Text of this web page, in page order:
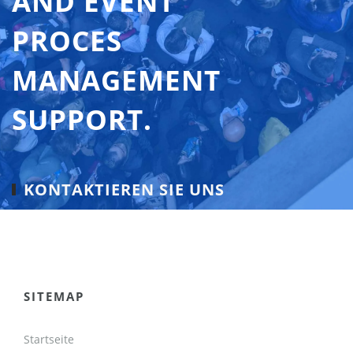
PROCES
MANAGEMENT
SUPPORT.
KONTAKTIEREN SIE UNS
SITEMAP
Startseite